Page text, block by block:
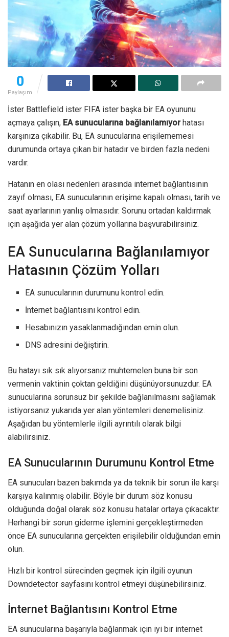
0
Paylaşım
İster Battlefield ister FIFA ister başka bir EA oyununu
açmaya çalışın, EA sunucularına bağlanılamıyorhatası
karşınıza çıkabilir. Bu, EA sunucularına erişilememesi
durumunda ortaya çıkan bir hatadır ve birden fazla nedeni
vardır.
Hatanın en olası nedenleri arasında internet bağlantısının
zayıf olması, EA sunucularının erişime kapalı olması, tarih ve
saat ayarlarının yanlış olmasıdır. Sorunu ortadan kaldırmak
için aşağıda yer alan çözüm yollarına başvurabilirsiniz.
EA Sunucularına Bağlanılamıyor
Hatasının Çözüm Yolları
EA sunucularının durumunu kontrol edin.
İnternet bağlantısını kontrol edin.
Hesabınızın yasaklanmadığından emin olun.
DNS adresini değiştirin.
Bu hatayı sık sık alıyorsanız muhtemelen buna bir son
vermenin vaktinin çoktan geldiğini düşünüyorsunuzdur. EA
sunucularına sorunsuz bir şekilde bağlanılmasını sağlamak
istiyorsanız yukarıda yer alan yöntemleri denemelisiniz.
Aşağıdan bu yöntemlerle ilgili ayrıntılı olarak bilgi
alabilirsiniz.
EA Sunucularının Durumunu Kontrol Etme
EA sunucuları bazen bakımda ya da teknik bir sorun ile karşı
karşıya kalınmış olabilir. Böyle bir durum söz konusu
olduğunda doğal olarak söz konusu hatalar ortaya çıkacaktır.
Herhangi bir sorun giderme işlemini gerçekleştirmeden
önce EA sunucularına gerçekten erişilebilir olduğundan emin
olun.
Hızlı bir kontrol sürecinden geçmek için ilgili oyunun
Downdetector sayfasını kontrol etmeyi düşünebilirsiniz.
İnternet Bağlantısını Kontrol Etme
EA sunucularına başarıyla bağlanmak için iyi bir internet